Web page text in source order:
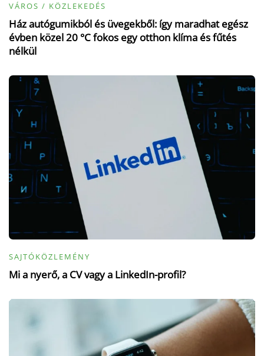
VÁROS / KÖZLEKEDÉS
Ház autógumikból és üvegekből: így maradhat egész
évben közel 20 °C fokos egy otthon klíma és fűtés
nélkül
SAJTÓKÖZLEMÉNY
Mi a nyerő, a CV vagy a LinkedIn-profil?